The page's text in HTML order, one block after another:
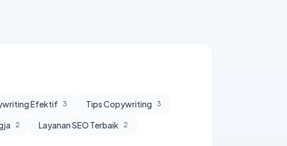
Efektif 3 Tips Copywriting 3
2 Layanan SEO Terbaik 2